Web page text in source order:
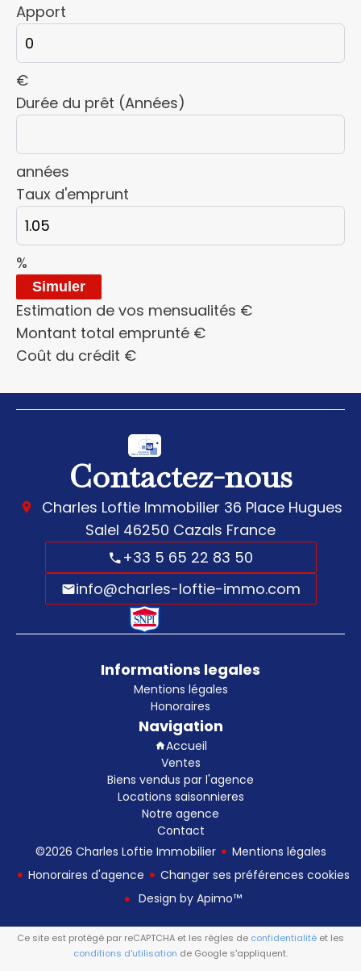
Apport
€
Durée du prêt (Années)
années
Taux d'emprunt
%
Simuler
Estimation de vos mensualités €
Montant total emprunté €
Coût du crédit €
Contactez-nous
Charles Loftie Immobilier 36 Place Hugues
Salel 46250 Cazals France
+33 5 65 22 83 50
info@charles-loftie-immo.com
Informations legales
Mentions légales
Honoraires
Navigation
Accueil
Ventes
Biens vendus par l'agence
Locations saisonnieres
Notre agence
Contact
©2026 Charles Loftie Immobilier
Mentions légales
Honoraires d'agence
Changer ses préférences cookies
Design by Apimo™
Ce site est protégé par reCAPTCHA et les règles de confidentialité et les
conditions d'utilisation de Google s'appliquent.